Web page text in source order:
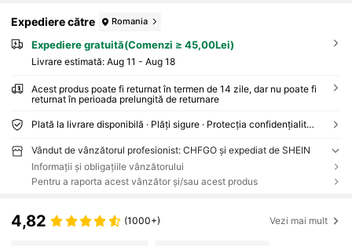
Expediere către Romania
Expediere gratuită(Comenzi ≥ 45,00Lei)
Livrare estimată: Aug 11 - Aug 18
Acest produs poate fi returnat în termen de 14 zile, dar nu poate fi
returnat în perioada prelungită de returnare
Plată la livrare disponibilă · Plăți sigure · Protecția confidențialității
Vândut de vânzătorul profesionist: CHFGO și expediat de SHEIN
Informații și obligațiile vânzătorului
Pentru a raporta acest vânzător și/sau acest produs
4,82 (1000+) Vezi mai mult